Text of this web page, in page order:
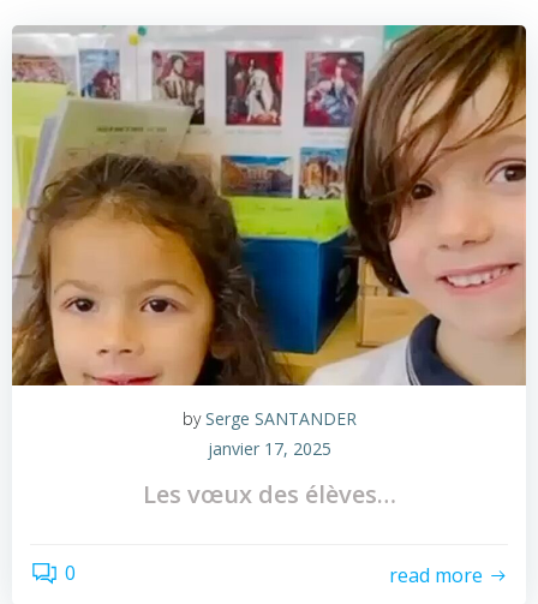
bySerge SANTANDER
janvier 17, 2025
Les vœux des élèves…
0 read more